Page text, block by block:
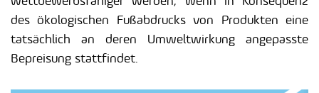
des ökologischen Fußabdrucks von Produkten eine
tatsächlich an deren Umweltwirkung angepasste
Bepreisung stattfindet.